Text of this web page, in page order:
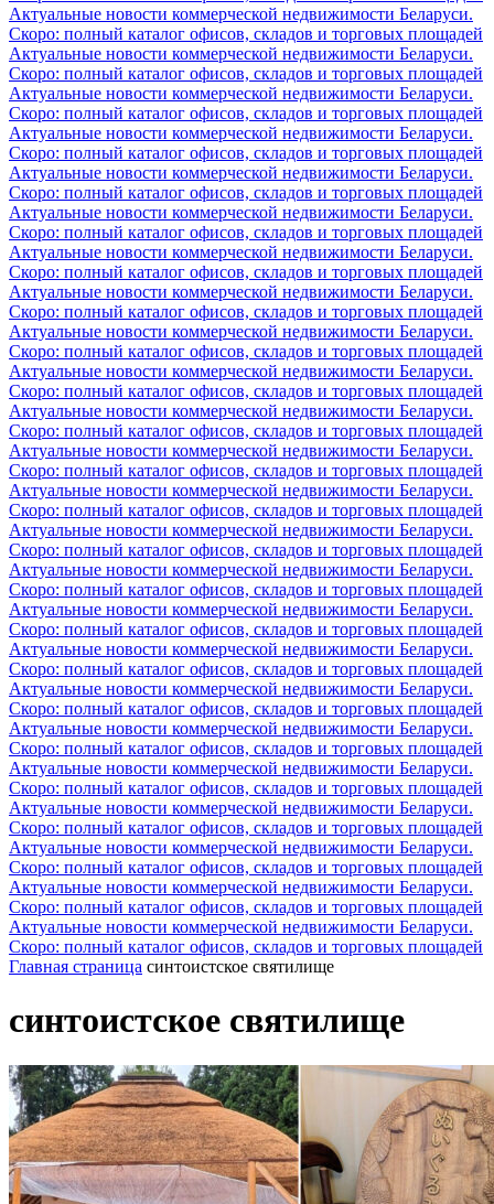
Актуальные новости коммерческой недвижимости Беларуси.
Скоро: полный каталог офисов, складов и торговых площадей
Актуальные новости коммерческой недвижимости Беларуси.
Скоро: полный каталог офисов, складов и торговых площадей
Актуальные новости коммерческой недвижимости Беларуси.
Скоро: полный каталог офисов, складов и торговых площадей
Актуальные новости коммерческой недвижимости Беларуси.
Скоро: полный каталог офисов, складов и торговых площадей
Актуальные новости коммерческой недвижимости Беларуси.
Скоро: полный каталог офисов, складов и торговых площадей
Актуальные новости коммерческой недвижимости Беларуси.
Скоро: полный каталог офисов, складов и торговых площадей
Актуальные новости коммерческой недвижимости Беларуси.
Скоро: полный каталог офисов, складов и торговых площадей
Актуальные новости коммерческой недвижимости Беларуси.
Скоро: полный каталог офисов, складов и торговых площадей
Актуальные новости коммерческой недвижимости Беларуси.
Скоро: полный каталог офисов, складов и торговых площадей
Актуальные новости коммерческой недвижимости Беларуси.
Скоро: полный каталог офисов, складов и торговых площадей
Актуальные новости коммерческой недвижимости Беларуси.
Скоро: полный каталог офисов, складов и торговых площадей
Актуальные новости коммерческой недвижимости Беларуси.
Скоро: полный каталог офисов, складов и торговых площадей
Актуальные новости коммерческой недвижимости Беларуси.
Скоро: полный каталог офисов, складов и торговых площадей
Актуальные новости коммерческой недвижимости Беларуси.
Скоро: полный каталог офисов, складов и торговых площадей
Актуальные новости коммерческой недвижимости Беларуси.
Скоро: полный каталог офисов, складов и торговых площадей
Актуальные новости коммерческой недвижимости Беларуси.
Скоро: полный каталог офисов, складов и торговых площадей
Актуальные новости коммерческой недвижимости Беларуси.
Скоро: полный каталог офисов, складов и торговых площадей
Актуальные новости коммерческой недвижимости Беларуси.
Скоро: полный каталог офисов, складов и торговых площадей
Актуальные новости коммерческой недвижимости Беларуси.
Скоро: полный каталог офисов, складов и торговых площадей
Актуальные новости коммерческой недвижимости Беларуси.
Скоро: полный каталог офисов, складов и торговых площадей
Актуальные новости коммерческой недвижимости Беларуси.
Скоро: полный каталог офисов, складов и торговых площадей
Актуальные новости коммерческой недвижимости Беларуси.
Скоро: полный каталог офисов, складов и торговых площадей
Актуальные новости коммерческой недвижимости Беларуси.
Скоро: полный каталог офисов, складов и торговых площадей
Актуальные новости коммерческой недвижимости Беларуси.
Скоро: полный каталог офисов, складов и торговых площадей
Главная страница синтоистское святилище
синтоистское святилище